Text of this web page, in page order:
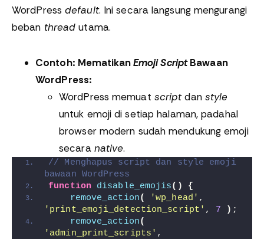
WordPress default. Ini secara langsung mengurangi
beban thread utama.
Contoh: MematikanEmoji ScriptBawaan
WordPress:
WordPress memuat scriptdan style
untuk emoji di setiap halaman, padahal
browser modern sudah mendukung emoji
secara native.
// Menghapus script dan style emoji
bawaan WordPress
function
disable_emojis()
{
remove_action( 'wp_head'
'print_emoji_detection_script' , 7 ) ;
remove_action(
'admin_print_scripts'